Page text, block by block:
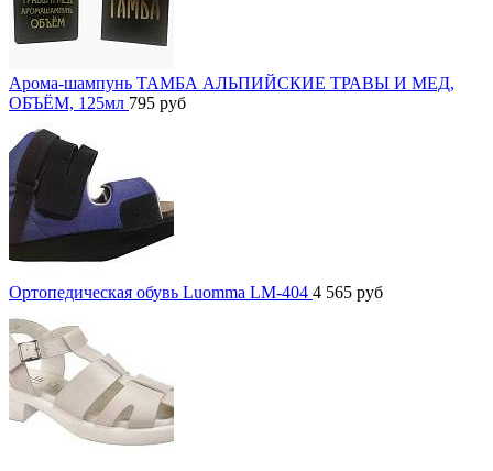
Арома-шампунь ТАМБА АЛЬПИЙСКИЕ ТРАВЫ И МЕД,
ОБЪЁМ, 125мл 795 руб
Ортопедическая обувь Luomma LM-404 4 565 руб